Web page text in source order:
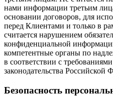
нами информации третьим
основании договоров, для
перед Клиентами и только в
считается нарушением
конфиденциальной
компетентные органы по
в соответствии с
законодательства Российской
Безопасность